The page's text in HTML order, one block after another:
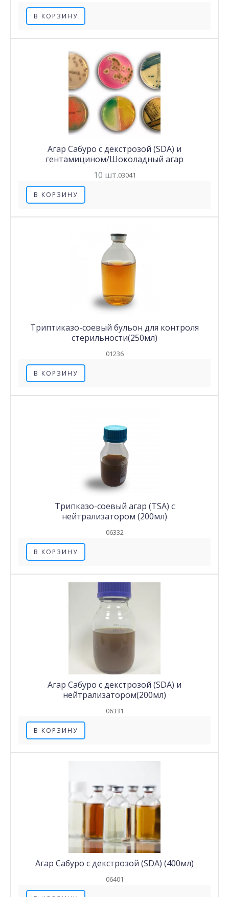
В КОРЗИНУ
Агар Сабуро с декстрозой (SDA) и
гентамицином/Шоколадный агар
10 шт.03041
В КОРЗИНУ
Триптиказо-соевый бульон для контроля
стерильности(250мл)
01236
В КОРЗИНУ
Трипказо-соевый агар (TSA) с
нейтрализатором (200мл)
06332
В КОРЗИНУ
Агар Сабуро с декстрозой (SDA) и
нейтрализатором(200мл)
06331
В КОРЗИНУ
Агар Сабуро с декстрозой (SDA) (400мл)
06401